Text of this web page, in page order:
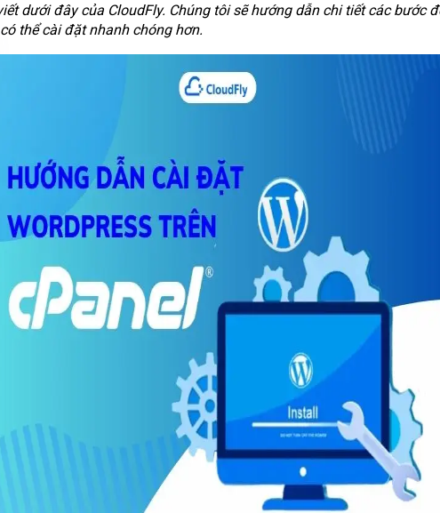
dưới đây của CloudFly. Chúng tôi sẽ hướng dẫn chi tiết các bước
thể cài đặt nhanh chóng hơn.